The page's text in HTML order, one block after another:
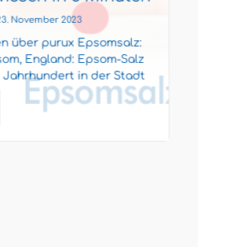
November 2023
über purux Epsomsalz:
England: Epsom-Salz
Jahrhundert in der Stadt